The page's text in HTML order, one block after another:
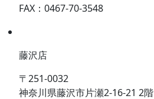
FAX：0467-70-3548
藤沢店
〒251-0032
神奈川県藤沢市片瀬2-16-21 2階